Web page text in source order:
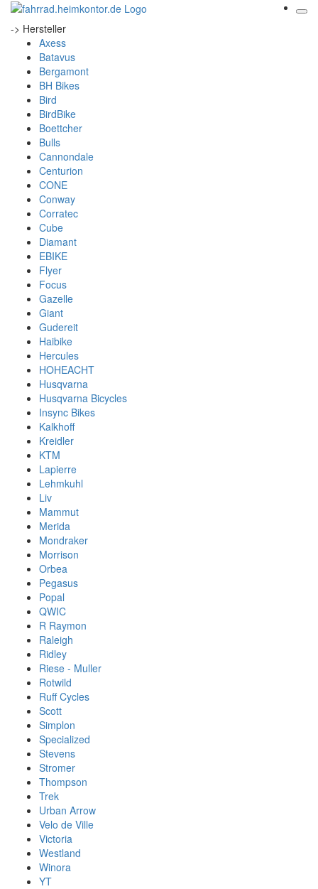
-> Hersteller
Axess
Batavus
Bergamont
BH Bikes
Bird
BirdBike
Boettcher
Bulls
Cannondale
Centurion
CONE
Conway
Corratec
Cube
Diamant
EBIKE
Flyer
Focus
Gazelle
Giant
Gudereit
Haibike
Hercules
HOHEACHT
Husqvarna
Husqvarna Bicycles
Insync Bikes
Kalkhoff
Kreidler
KTM
Lapierre
Lehmkuhl
Liv
Mammut
Merida
Mondraker
Morrison
Orbea
Pegasus
Popal
QWIC
R Raymon
Raleigh
Ridley
Riese - Muller
Rotwild
Ruff Cycles
Scott
Simplon
Specialized
Stevens
Stromer
Thompson
Trek
Urban Arrow
Velo de Ville
Victoria
Westland
Winora
YT